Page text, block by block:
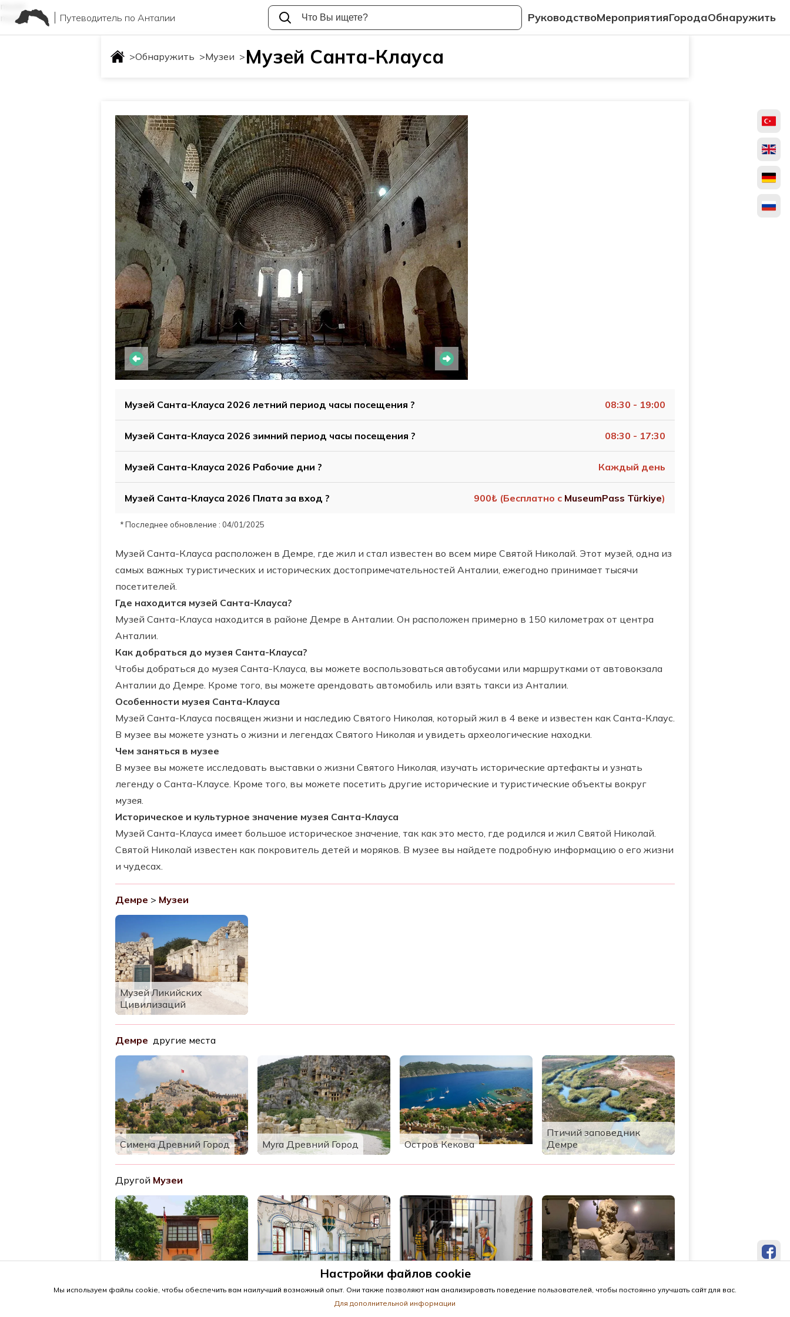
muzei
muzei
Путеводитель по Анталии РуководствоМероприятияГородаОбнаружить
>Обнаружить >Музеи > Музей Санта-Клауса
Музей Санта-Клауса 2026 летний период часы посещения ? 08:30 - 19:00
Музей Санта-Клауса 2026 зимний период часы посещения ? 08:30 - 17:30
Музей Санта-Клауса 2026 Рабочие дни ? Каждый день
Музей Санта-Клауса 2026 Плата за вход ? 900₺ (Бесплатно с MuseumPass Türkiye)
* Последнее обновление : 04/01/2025
Музей Санта-Клауса расположен в Демре, где жил и стал известен во всем мире Святой Николай. Этот музей, одна из
самых важных туристических и исторических достопримечательностей Анталии, ежегодно принимает тысячи
посетителей.
Где находится музей Санта-Клауса?
Музей Санта-Клауса находится в районе Демре в Анталии. Он расположен примерно в 150 километрах от центра
Анталии.
Как добраться до музея Санта-Клауса?
Чтобы добраться до музея Санта-Клауса, вы можете воспользоваться автобусами или маршрутками от автовокзала
Анталии до Демре. Кроме того, вы можете арендовать автомобиль или взять такси из Анталии.
Особенности музея Санта-Клауса
Музей Санта-Клауса посвящен жизни и наследию Святого Николая, который жил в 4 веке и известен как Санта-Клаус.
В музее вы можете узнать о жизни и легендах Святого Николая и увидеть археологические находки.
Чем заняться в музее
В музее вы можете исследовать выставки о жизни Святого Николая, изучать исторические артефакты и узнать
легенду о Санта-Клаусе. Кроме того, вы можете посетить другие исторические и туристические объекты вокруг
музея.
Историческое и культурное значение музея Санта-Клауса
Музей Санта-Клауса имеет большое историческое значение, так как это место, где родился и жил Святой Николай.
Святой Николай известен как покровитель детей и моряков. В музее вы найдете подробную информацию о его жизни
и чудесах.
Демре > Музеи
Музей Ликийских
Цивилизаций
Демре другие места
Симена Древний Город Myra Древний Город Остров Кекова
Птичий заповедник
Демре
Другой Музеи
Дом-музей Ататюрка
Музей игрушек в
Музей Анталии
Настройки файлов cookie
Мы используем файлы cookie, чтобы обеспечить вам наилучший возможный опыт. Они также позволяют нам анализировать поведение пользователей, чтобы постоянно улучшать сайт для вас.
Для дополнительной информации